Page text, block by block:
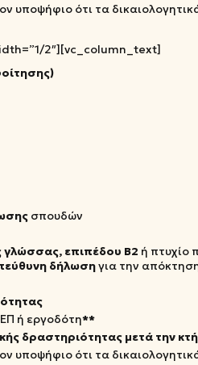
ότι τα
2″][vc_column_text]
σπουδών
γλώσσας, επιπέδου Β2 ή πτυχίο
δήλωσηγια την
ή εργοδότη**
δραστηριότητας μετά την
ότι τα